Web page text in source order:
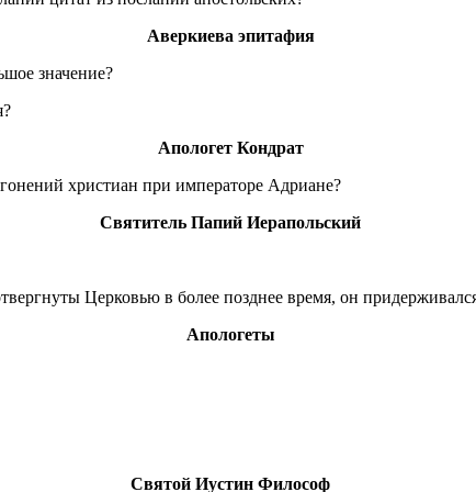
Аверкиева эпитафия
значение?
Апологет Кондрат
христиан при императоре Адриане?
Святитель Папий Иерапольский
Церковью в более позднее время, он
Апологеты
Святой Иустин Философ